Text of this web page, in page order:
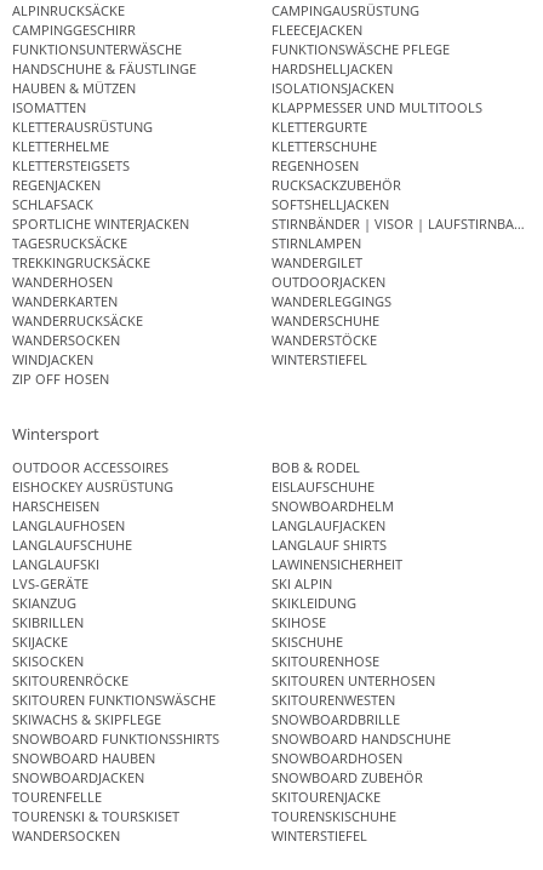
ALPINRUCKSÄCKE
CAMPINGAUSRÜSTUNG
CAMPINGGESCHIRR
FLEECEJACKEN
FUNKTIONSUNTERWÄSCHE
FUNKTIONSWÄSCHE PFLEGE
HANDSCHUHE & FÄUSTLINGE
HARDSHELLJACKEN
HAUBEN & MÜTZEN
ISOLATIONSJACKEN
ISOMATTEN
KLAPPMESSER UND MULTITOOLS
KLETTERAUSRÜSTUNG
KLETTERGURTE
KLETTERHELME
KLETTERSCHUHE
KLETTERSTEIGSETS
REGENHOSEN
REGENJACKEN
RUCKSACKZUBEHÖR
SCHLAFSACK
SOFTSHELLJACKEN
SPORTLICHE WINTERJACKEN
STIRNBÄNDER | VISOR | LAUFSTIRNBAND
TAGESRUCKSÄCKE
STIRNLAMPEN
TREKKINGRUCKSÄCKE
WANDERGILET
WANDERHOSEN
OUTDOORJACKEN
WANDERKARTEN
WANDERLEGGINGS
WANDERRUCKSÄCKE
WANDERSCHUHE
WANDERSOCKEN
WANDERSTÖCKE
WINDJACKEN
WINTERSTIEFEL
ZIP OFF HOSEN
Wintersport
OUTDOOR ACCESSOIRES
BOB & RODEL
EISHOCKEY AUSRÜSTUNG
EISLAUFSCHUHE
HARSCHEISEN
SNOWBOARDHELM
LANGLAUFHOSEN
LANGLAUFJACKEN
LANGLAUFSCHUHE
LANGLAUF SHIRTS
LANGLAUFSKI
LAWINENSICHERHEIT
LVS-GERÄTE
SKI ALPIN
SKIANZUG
SKIKLEIDUNG
SKIBRILLEN
SKIHOSE
SKIJACKE
SKISCHUHE
SKISOCKEN
SKITOURENHOSE
SKITOURENRÖCKE
SKITOUREN UNTERHOSEN
SKITOUREN FUNKTIONSWÄSCHE
SKITOURENWESTEN
SKIWACHS & SKIPFLEGE
SNOWBOARDBRILLE
SNOWBOARD FUNKTIONSSHIRTS
SNOWBOARD HANDSCHUHE
SNOWBOARD HAUBEN
SNOWBOARDHOSEN
SNOWBOARDJACKEN
SNOWBOARD ZUBEHÖR
TOURENFELLE
SKITOURENJACKE
TOURENSKI & TOURSKISET
TOURENSKISCHUHE
WANDERSOCKEN
WINTERSTIEFEL